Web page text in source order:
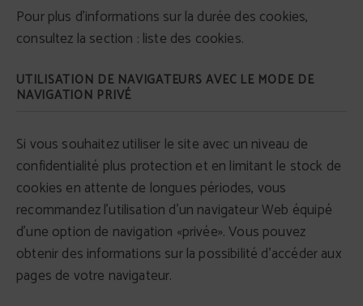
Pour plus d'informations sur la durée des cookies,
consultez la section : liste des cookies.
UTILISATION DE NAVIGATEURS AVEC LE MODE DE
NAVIGATION PRIVÉ
Si vous souhaitez utiliser le site avec un niveau de
confidentialité plus protection et en limitant le stock de
cookies en attente de longues périodes, vous
recommandez l'utilisation d'un navigateur Web équipé
d'une option de navigation «privée». Vous pouvez
obtenir des informations sur la possibilité d'accéder aux
pages de votre navigateur.